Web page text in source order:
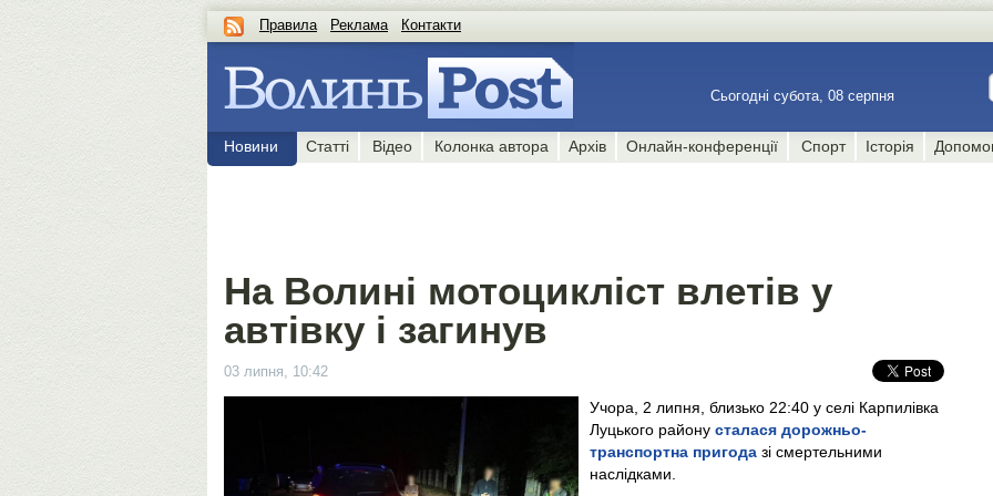
Правила Реклама Контакти
Сьогодні субота, 08 серпня
Новини Статті Відео Колонка автора Архів Онлайн-конференції Спорт Історія
На Волині мотоцикліст влетів у
автівку і загинув
03 липня, 10:42
Учора, 2 липня, близько 22:40 у селі Карпилівка
Луцького району сталася дорожньо-
транспортна пригода зі смертельними
наслідками.